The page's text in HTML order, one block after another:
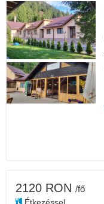
2120 RON /fő
Étkezéssel